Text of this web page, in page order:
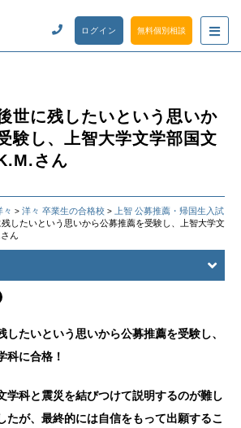
ログイン 無料個別相談
世に残したいという思いか
験し、上智大学文学部国文
さん
々 > 洋々 卒業生の合格校 >
上智 公募推薦・帰国生入試
したいという思いから公募推薦を受験し、上智大学文
ん
したいという思いから公募推薦を受験し、
科に合格！
学科と震災を結びつけて説明するのが難し
たが、最終的には自信をもって出願するこ